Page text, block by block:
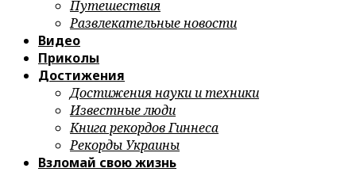
Путешествия
Развлекательные новости
Видео
Приколы
Достижения
Достижения науки и техники
Известные люди
Книга рекордов Гиннеса
Рекорды Украины
Взломай свою жизнь